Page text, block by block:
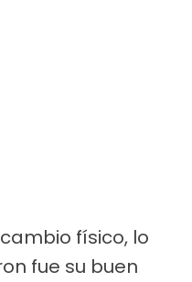
físico, lo
fue su buen